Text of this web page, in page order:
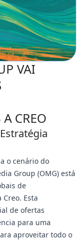
VAI
CREO
o cenário do
Group (OMG) está
de
Esta
de ofertas
para uma
aproveitar todo o